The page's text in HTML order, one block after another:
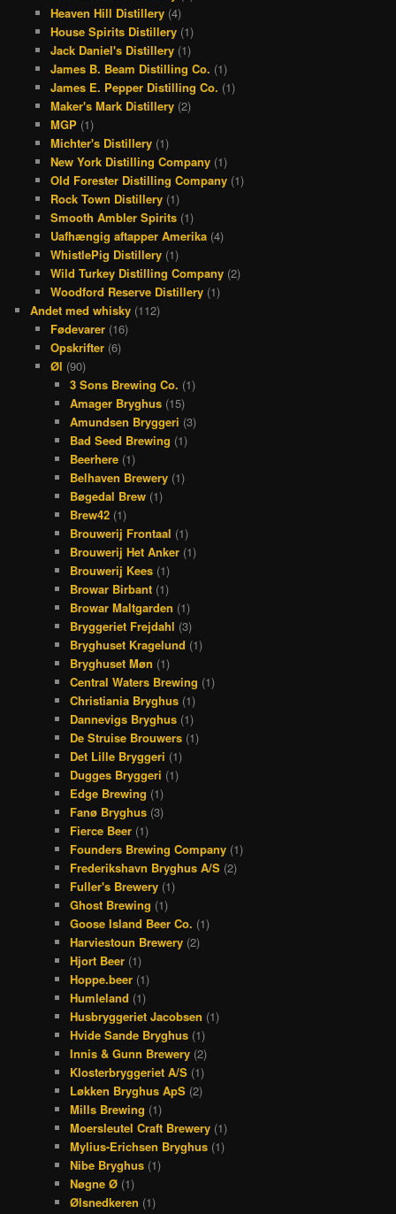
Heaven Hill Distillery(4)
House Spirits Distillery(1)
Jack Daniel's Distillery(1)
James B. Beam Distilling Co. (1)
James E. Pepper Distilling Co. (1)
Maker's Mark Distillery(2)
MGP(1)
Michter's Distillery(1)
New York Distilling Company(1)
Old Forester Distilling Company(1)
Rock Town Distillery(1)
Smooth Ambler Spirits(1)
Uafhængig aftapper Amerika(4)
WhistlePig Distillery(1)
Wild Turkey Distilling Company(2)
Woodford Reserve Distillery(1)
Andet med whisky (112)
Fødevarer(16)
Opskrifter(6)
Øl (90)
3 Sons Brewing Co. (1)
Amager Bryghus (15)
Amundsen Bryggeri (3)
Bad Seed Brewing (1)
Beerhere (1)
Belhaven Brewery (1)
Bøgedal Brew (1)
Brew42 (1)
Brouwerij Frontaal (1)
Brouwerij Het Anker (1)
Brouwerij Kees (1)
Browar Birbant (1)
Browar Maltgarden (1)
Bryggeriet Frejdahl (3)
Bryghuset Kragelund (1)
Bryghuset Møn (1)
Central Waters Brewing (1)
Christiania Bryghus (1)
Dannevigs Bryghus (1)
De Struise Brouwers (1)
Det Lille Bryggeri (1)
Dugges Bryggeri (1)
Edge Brewing (1)
Fanø Bryghus (3)
Fierce Beer (1)
Founders Brewing Company (1)
Frederikshavn Bryghus A/S (2)
Fuller's Brewery (1)
Ghost Brewing (1)
Goose Island Beer Co. (1)
Harviestoun Brewery (2)
Hjort Beer (1)
Hoppe.beer (1)
Humleland (1)
Husbryggeriet Jacobsen (1)
Hvide Sande Bryghus (1)
Innis & Gunn Brewery (2)
Klosterbryggeriet A/S (1)
Løkken Bryghus ApS (2)
Mills Brewing (1)
Moersleutel Craft Brewery (1)
Mylius-Erichsen Bryghus (1)
Nibe Bryghus (1)
Nøgne Ø (1)
Ølsnedkeren (1)